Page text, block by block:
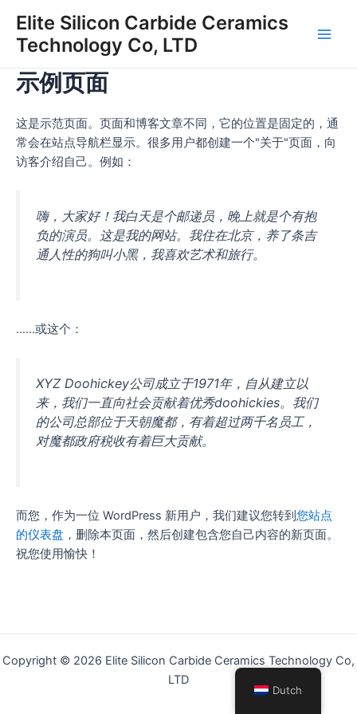
naarElite Silicon Carbide Ceramics
Technology Co, LTD
示例页面
这是示范页面。页面和博客文章不同，它的位置是固定的，通
常会在站点导航栏显示。很多用户都创建一个"关于"页面，向
访客介绍自己。例如：
嗨，大家好！我白天是个邮递员，晚上就是个有抱
负的演员。这是我的网站。我住在北京，养了条吉
通人性的狗叫小黑，我喜欢艺术和旅行。
......或这个：
XYZ Doohickey公司成立于1971年，自从建立以
来，我们一直向社会贡献着优秀doohickies。我们
的公司总部位于天朝魔都，有着超过两千名员工，
对魔都政府税收有着巨大贡献。
而您，作为一位 WordPress 新用户，我们建议您转到 您站点
的仪表盘 ，删除本页面，然后创建包含您自己内容的新页面。
祝您使用愉快！
Copyright © 2026 Elite Silicon Carbide Ceramics Technology Co,
LTD
Dutch